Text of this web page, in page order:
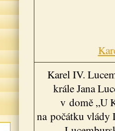
Karel IV.
krále Jana
v domě „U
na počátku vlády